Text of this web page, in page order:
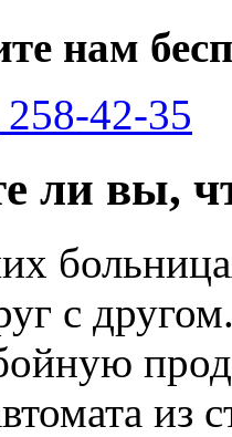
нам
42-35
ли вы,
с
из